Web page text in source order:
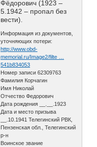
Фёдорович (1923 –
5.1942 – пропал без
вести).
Информация из документов,
уточняющих потери:
http://www.obd-
memorial.ru/Image2/filte …
541b834053
Номер записи 62309763
Фамилия Корчагин
Имя Николай
Отчество Федорович
Дата рождения __.__.1923
Дата и место призыва
__.10.1941 Телегинский РВК,
Пензенская обл., Телегинский
р-н
Воинское звание